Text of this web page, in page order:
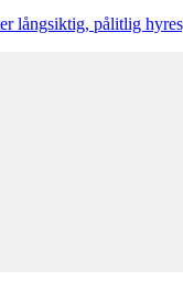
långsiktig, pålitlig